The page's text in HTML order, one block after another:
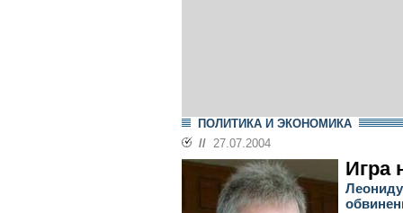
ПОЛИТИКА И ЭКОНОМИКА
// 27.07.2004
Игра